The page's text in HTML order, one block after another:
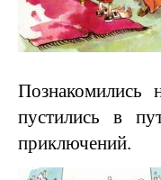
пустились в
приключений.